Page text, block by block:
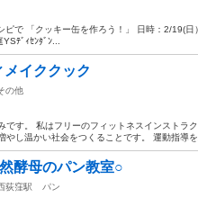
ピで 「クッキー缶を作ろう！」 日時：2/19(
ﾃﾞｨｾﾝﾀﾞﾝ...
イククック
の他
です。 私はフリーのフィットネスインストラ
やし温かい社会をつくることです。 運動指導
酵母のパン教室○
荻窪駅
パン